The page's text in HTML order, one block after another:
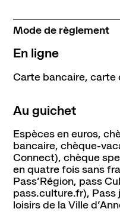
Mode de règlement
En ligne
Carte bancaire, carte
Au guichet
Espèces en euros,
bancaire, chèque-
Connect), chèque
en quatre fois sans
PassʼRégion, pass
pass.culture.fr), Pass
loisirs de la Ville